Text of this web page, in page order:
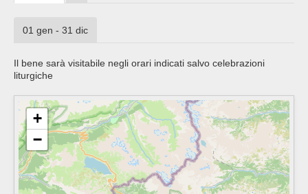
01 gen - 31 dic
Il bene sarà visitabile negli orari indicati salvo celebrazioni
liturgiche
+
−